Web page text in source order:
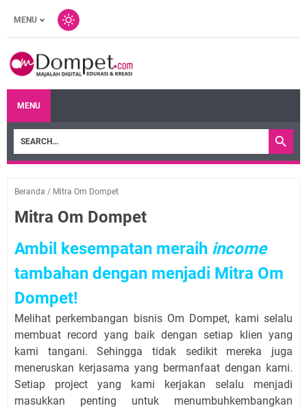
MENU
MENU
Beranda / Mitra Om Dompet
Mitra Om Dompet
Ambil kesempatan meraih income
tambahan dengan menjadi Mitra Om
Dompet!
Melihat perkembangan bisnis Om Dompet, kami selalu
membuat record yang baik dengan setiap klien yang
kami tangani. Sehingga tidak sedikit mereka juga
meneruskan kerjasama yang bermanfaat dengan kami.
Setiap project yang kami kerjakan selalu menjadi
masukkan penting untuk menumbuhkembangkan